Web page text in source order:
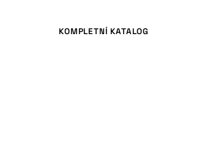
KOMPLETNÍ KATALOG